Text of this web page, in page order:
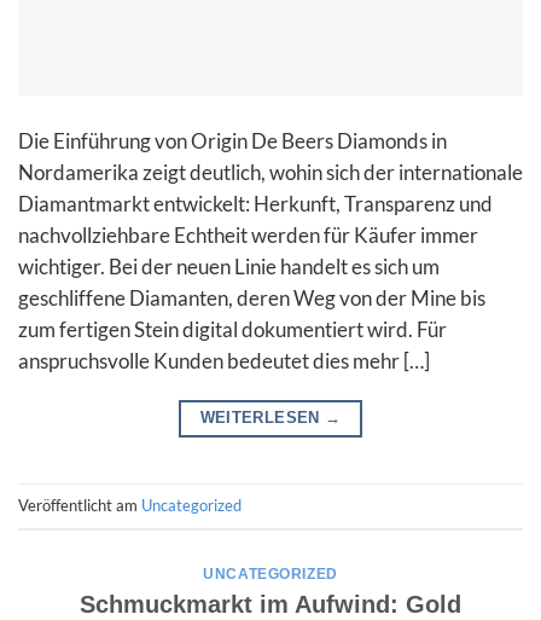
Die Einführung von Origin De Beers Diamonds in
Nordamerika zeigt deutlich, wohin sich der internationale
Diamantmarkt entwickelt: Herkunft, Transparenz und
nachvollziehbare Echtheit werden für Käufer immer
wichtiger. Bei der neuen Linie handelt es sich um
geschliffene Diamanten, deren Weg von der Mine bis
zum fertigen Stein digital dokumentiert wird. Für
anspruchsvolle Kunden bedeutet dies mehr […]
WEITERLESEN →
Veröffentlicht am Uncategorized
UNCATEGORIZED
Schmuckmarkt im Aufwind: Gold